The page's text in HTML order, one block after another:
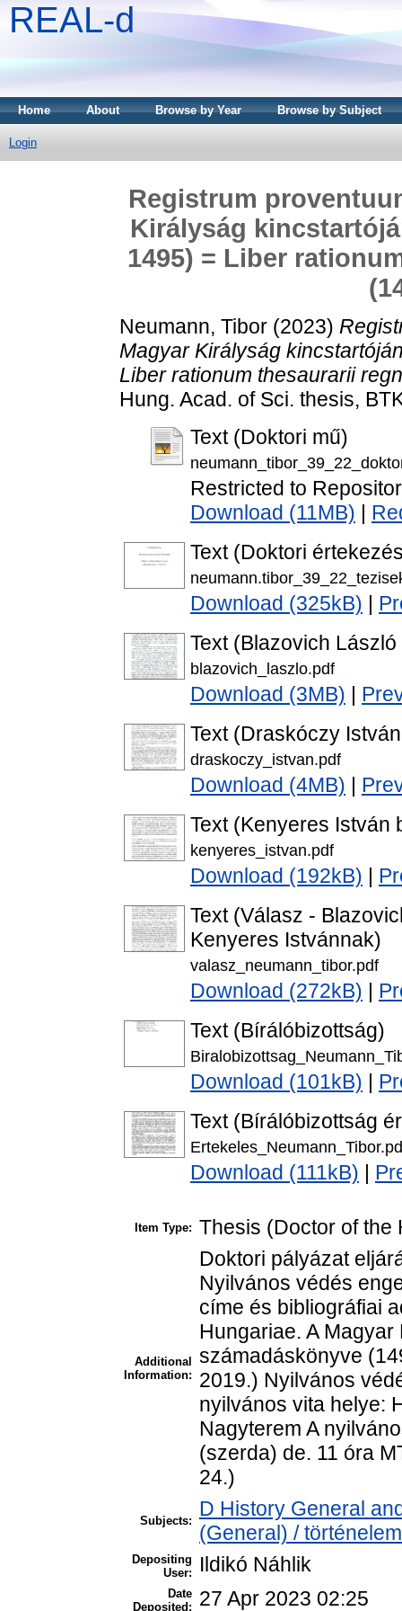
REAL-d
Home About Browse by Year Browse by Subject
Login
Registrum
Királyság
1495) = Liber
Neumann, Tibor (2023)
Magyar Királyság
Liber rationum thesaurarii
Hung. Acad. of Sci. thesis,
Text (Doktori mű)
Restricted to
Download (11MB)
Text (Doktori
Download (325kB)
Text (Blazovich
blazovich_laszlo.pdf
Download (3MB)
Text (Draskóczy
draskoczy_istvan.pdf
Download (4MB)
Text (Kenyeres István
kenyeres_istvan.pdf
Download (192kB)
Text (Válasz -
Kenyeres Istvánnak)
valasz_neumann_tibor.pdf
Download (272kB)
Text (Bírálóbizottság)
Download (101kB)
Text (Bírálóbizottság
Download (111kB)
Item Type: Thesis (Doctor of the
Additional
Information:
Doktori pályázat
Nyilvános védés
címe és bibliográfiai
Hungariae. A
számadáskönyve
2019.) Nyilvános
nyilvános vita helye:
Nagyterem A
(szerda) de. 11 óra
24.)
Subjects:
D History General
(General) /
Depositing
User:
Ildikó Náhlik
Date
Deposited:
27 Apr 2023 02:25